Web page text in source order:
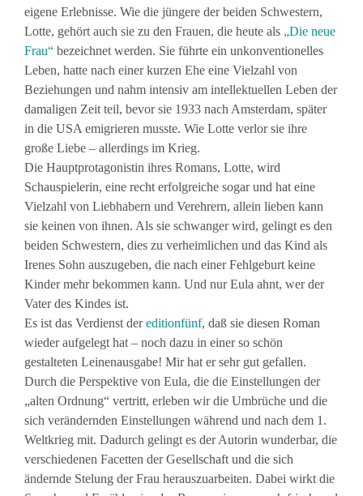
eigene Erlebnisse. Wie die jüngere der beiden Schwestern,
Lotte, gehört auch sie zu den Frauen, die heute als „Die neue
Frau“ bezeichnet werden. Sie führte ein unkonventionelles
Leben, hatte nach einer kurzen Ehe eine Vielzahl von
Beziehungen und nahm intensiv am intellektuellen Leben der
damaligen Zeit teil, bevor sie 1933 nach Amsterdam, später
in die USA emigrieren musste. Wie Lotte verlor sie ihre
große Liebe – allerdings im Krieg.
Die Hauptprotagonistin ihres Romans, Lotte, wird
Schauspielerin, eine recht erfolgreiche sogar und hat eine
Vielzahl von Liebhabern und Verehrern, allein lieben kann
sie keinen von ihnen. Als sie schwanger wird, gelingt es den
beiden Schwestern, dies zu verheimlichen und das Kind als
Irenes Sohn auszugeben, die nach einer Fehlgeburt keine
Kinder mehr bekommen kann. Und nur Eula ahnt, wer der
Vater des Kindes ist.
Es ist das Verdienst dereditionfünf, daß sie diesen Roman
wieder aufgelegt hat – noch dazu in einer so schön
gestalteten Leinenausgabe! Mir hat er sehr gut gefallen.
Durch die Perspektive von Eula, die die Einstellungen der
„alten Ordnung“ vertritt, erleben wir die Umbrüche und die
sich verändernden Einstellungen während und nach dem 1.
Weltkrieg mit. Dadurch gelingt es der Autorin wunderbar, die
verschiedenen Facetten der Gesellschaft und die sich
ändernde Stelung der Frau herauszuarbeiten. Dabei wirkt die